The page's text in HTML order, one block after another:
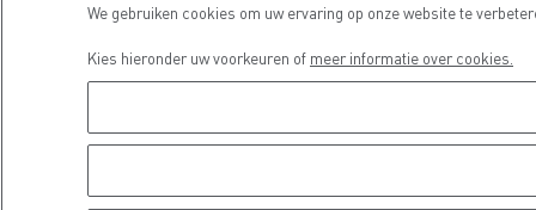
Afvalinzameling
aangedreven
gemeente Stichtse
We gebruiken cookies om uw ervaring op onze website te
Kies hieronder uw voorkeuren of meer informatie over cookies.